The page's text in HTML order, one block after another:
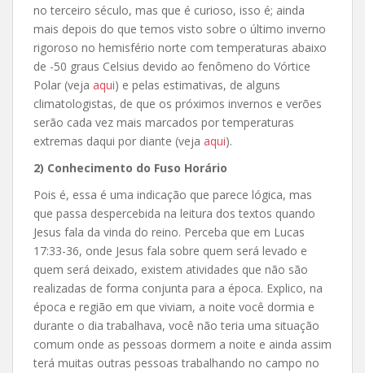
no terceiro século, mas que é curioso, isso é; ainda
mais depois do que temos visto sobre o último inverno
rigoroso no hemisfério norte com temperaturas abaixo
de -50 graus Celsius devido ao fenômeno do Vórtice
Polar (veja aqui) e pelas estimativas, de alguns
climatologistas, de que os próximos invernos e verões
serão cada vez mais marcados por temperaturas
extremas daqui por diante (veja aqui).
2) Conhecimento do Fuso Horário
Pois é, essa é uma indicação que parece lógica, mas
que passa despercebida na leitura dos textos quando
Jesus fala da vinda do reino. Perceba que em Lucas
17:33-36, onde Jesus fala sobre quem será levado e
quem será deixado, existem atividades que não são
realizadas de forma conjunta para a época. Explico, na
época e região em que viviam, a noite você dormia e
durante o dia trabalhava, você não teria uma situação
comum onde as pessoas dormem a noite e ainda assim
terá muitas outras pessoas trabalhando no campo no